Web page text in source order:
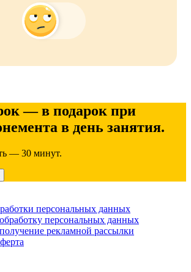
— в подарок при
в день занятия.
— 30 минут.
персональных данных
персональных данных
рекламной рассылки